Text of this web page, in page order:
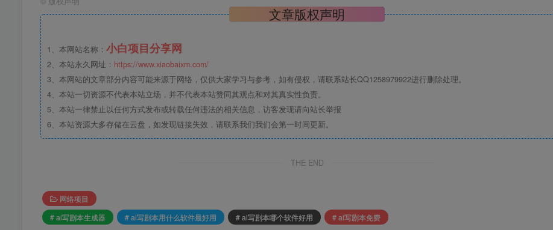
文章版权声明
1、本网站名称： 小白项目分享网
2、本站永久网址： https://www.xiaobaixm.com/
3、本网站的文章部分内容可能来源于网络，仅供大家学习与参考，如有侵权，请联系站长QQ1258979922进行删除处理。
4、本站一切资源不代表本站立场，并不代表本站赞同其观点和对其真实性负责。
5、本站一律禁止以任何方式发布或转载任何违法的相关信息，访客发现请向站长举报
6、本站资源大多存储在云盘，如发现链接失效，请联系我们我们会第一时间更新。
THE END
网络项目
# ai写剧本生成器
# ai写剧本用什么软件最好用 # ai写剧本哪个软件好用 # ai写剧本免费